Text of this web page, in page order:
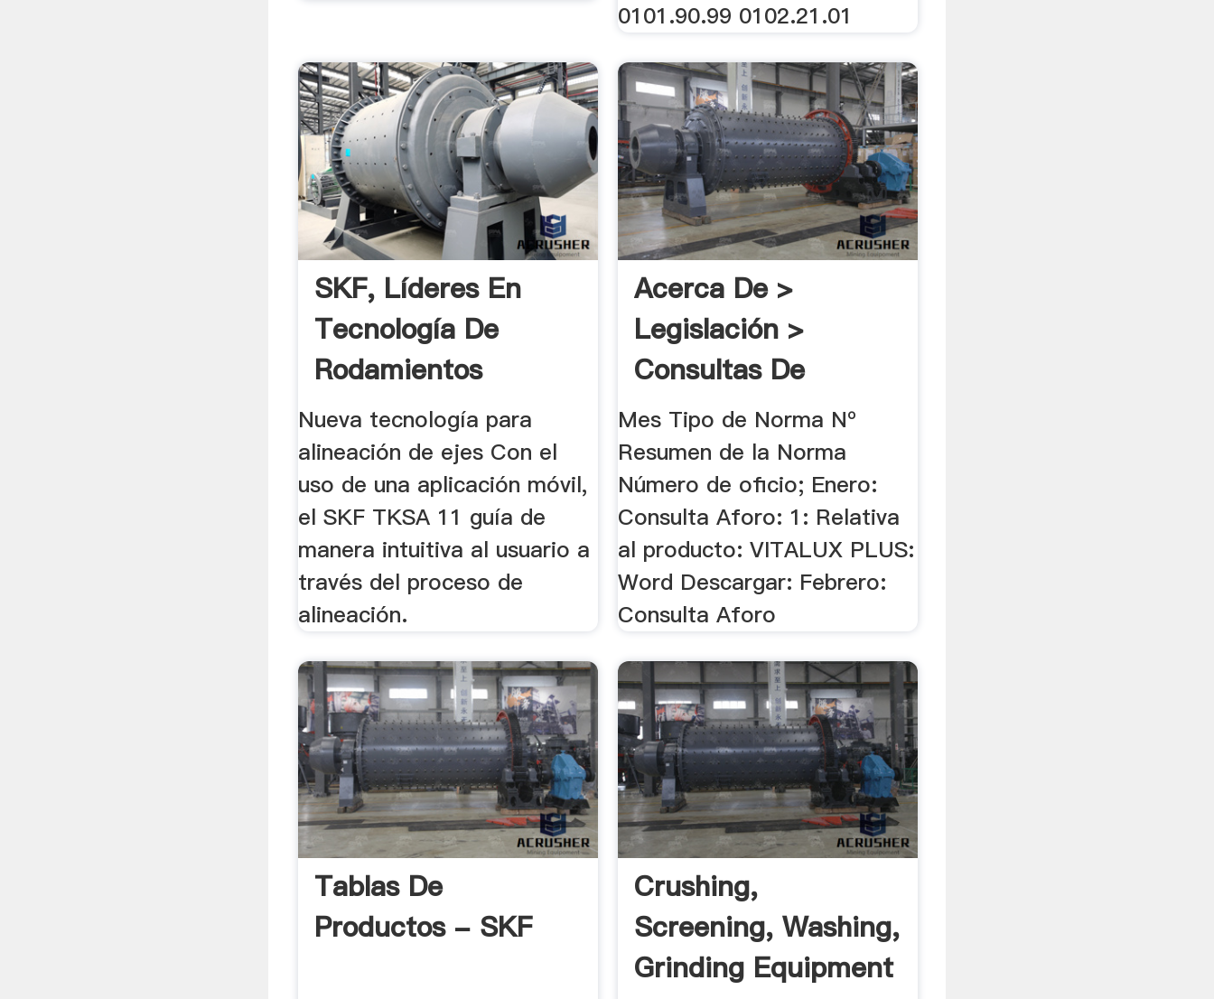
0101.90.99 0102.21.01
SKF, Líderes En
Tecnología De
Rodamientos
Nueva tecnología para
alineación de ejes Con el
uso de una aplicación móvil,
el SKF TKSA 11 guía de
manera intuitiva al usuario a
través del proceso de
alineación.
Acerca De >
Legislación >
Consultas De
Clasificación
Mes Tipo de Norma Nº
Resumen de la Norma
Número de oficio; Enero:
Consulta Aforo: 1: Relativa
al producto: VITALUX PLUS:
Word Descargar: Febrero:
Consulta Aforo
Tablas De
Productos - SKF
Crushing,
Screening, Washing,
Grinding Equipment